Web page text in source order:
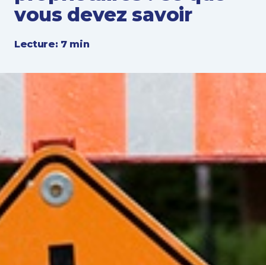
vous devez savoir
Lecture: 7 min